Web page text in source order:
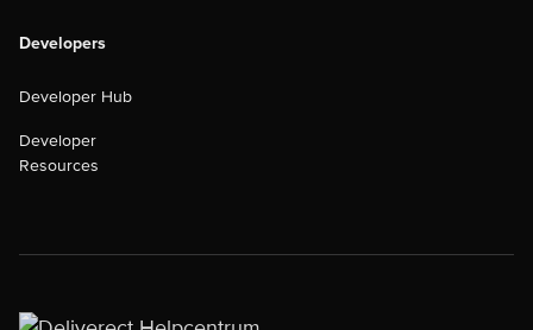
Developers
Developer Hub
Developer
Resources